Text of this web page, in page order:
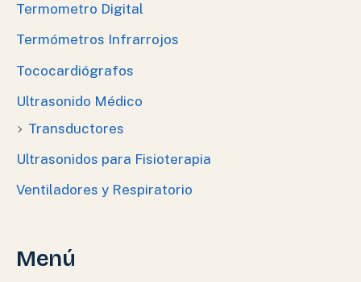
Termometro Digital
Termómetros Infrarrojos
Tococardiógrafos
Ultrasonido Médico
Transductores
Ultrasonidos para Fisioterapia
Ventiladores y Respiratorio
Menú